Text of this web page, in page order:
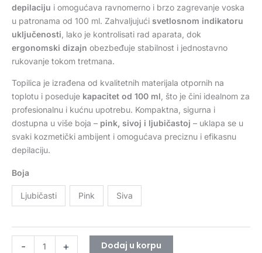
depilaciju i omogućava ravnomerno i brzo zagrevanje voska
u patronama od 100 ml. Zahvaljujući svetlosnom indikatoru
uključenosti , lako je kontrolisati rad aparata, dok
ergonomski dizajn obezbeđuje stabilnost i jednostavno
rukovanje tokom tretmana.
Topilica je izrađena od kvalitetnih materijala otpornih na
toplotu i poseduje kapacitet od 100 ml , što je čini idealnom za
profesionalnu i kućnu upotrebu. Kompaktna, sigurna i
dostupna u više boja – pink, sivoj i ljubičastoj – uklapa se u
svaki kozmetički ambijent i omogućava preciznu i efikasnu
depilaciju.
Boja
Ljubičasti Pink Siva
- + Dodaj u korpu